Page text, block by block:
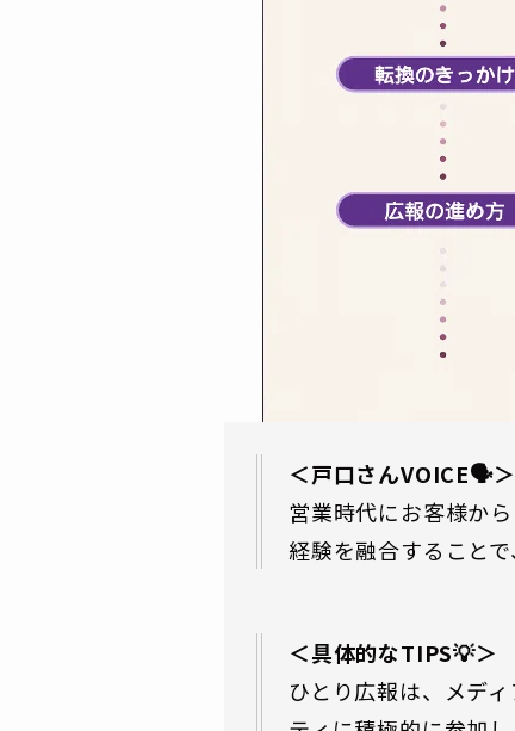
＜戸口さんVOICE🗣＞
営業時代にお客様か
経験を融合すること
＜具体的なTIPS💡＞
ひとり広報は、メデ